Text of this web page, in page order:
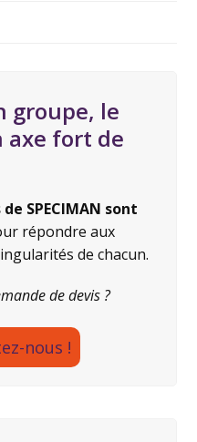
groupe, le
axe fort de
SPECIMAN sont
répondre aux
de chacun.
de devis ?
nous !